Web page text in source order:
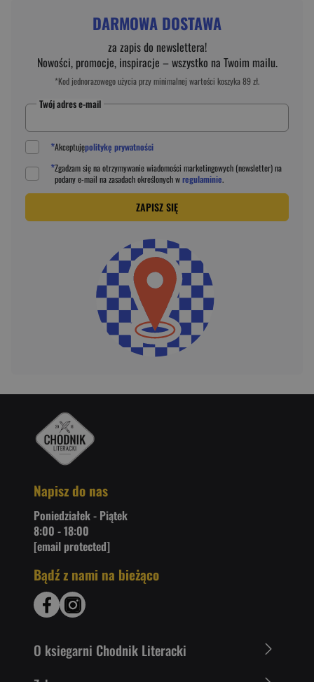
DARMOWA DOSTAWA
za zapis do newslettera!
Nowości, promocje, inspiracje – wszystko na Twoim mailu.
*Kod jednorazowego użycia przy minimalnej wartości koszyka 89 zł.
Twój adres e-mail
*Akceptujępolitykę prywatności
*Zgadzam się na otrzymywanie wiadomości marketingowych (newsletter) na
podanye-mail na zasadach określonych wregulaminie.
ZAPISZ SIĘ
Napisz do nas
Poniedziałek - Piątek
8:00 - 18:00
[email protected]
Bądź z nami na bieżąco
O ksiegarni Chodnik Literacki